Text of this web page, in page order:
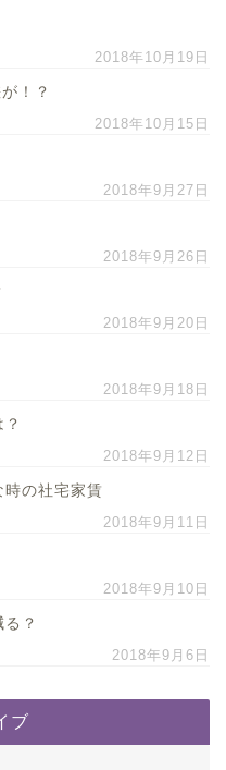
2018年10月19日
！？
2018年10月15日
2018年9月27日
2018年9月26日
2018年9月20日
2018年9月18日
2018年9月12日
時の社宅家賃
2018年9月11日
2018年9月10日
？
2018年9月6日
ブ